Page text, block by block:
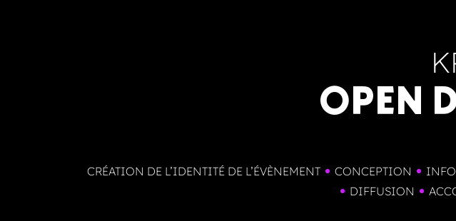
OPEN
CRÉATION DE L’IDENTITÉ DE L’ÉVÈNEMENT CONCEPTION
DIFFUSION